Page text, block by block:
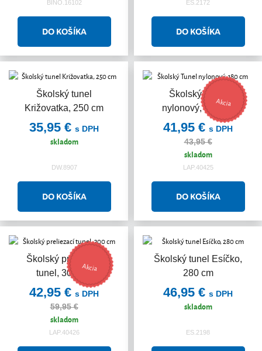
BINO.16102 ES.2172
Školský tunel
Križovatka, 250 cm
35,95 € s DPH
skladom
DW.8907
Školský Tunel
nylonový, 180 cm
Akcia
41,95 € s DPH
43,95 €
skladom
LAP.40425
Školský preliezací
tunel, 300 cm
Akcia
42,95 € s DPH
59,95 €
skladom
LAP.40426
Školský tunel Esíčko,
280 cm
46,95 € s DPH
skladom
ES.2198